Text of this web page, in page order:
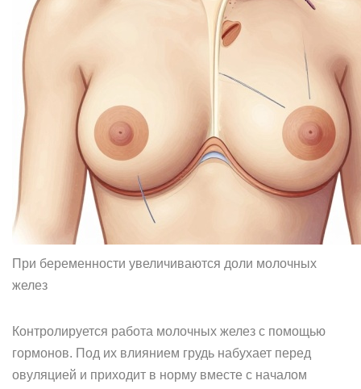
При беременности увеличиваются доли молочных
желез
Контролируется работа молочных желез с помощью
гормонов. Под их влиянием грудь набухает перед
овуляцией и приходит в норму вместе с началом